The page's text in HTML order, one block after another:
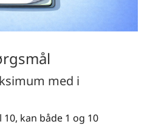
med i
10, kan både 1 og 10